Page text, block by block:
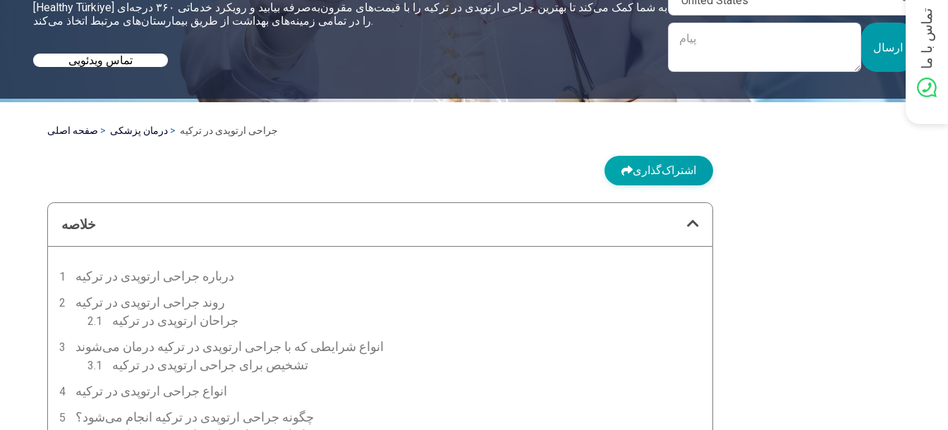
[Healthy Türkiye] به شما کمک می‌کند تا بهترین جراحی ارتوپدی در ترکیه را با قیمت‌های مقرون‌به‌صرفه بیابید و رویکرد خدماتی ۳۶۰ درجه‌ای
را در تمامی زمینه‌های بهداشت از طریق بیمارستان‌های مرتبط اتخاذ می‌کند.
تماس ویدئویی
ارسال
صفحه اصلی درمان پزشکی جراحی ارتوپدی در ترکیه
اشتراک‌گذاری
خلاصه
درباره جراحی ارتوپدی در ترکیه
روند جراحی ارتوپدی در ترکیه
جراحان ارتوپدی در ترکیه
انواع شرایطی که با جراحی ارتوپدی در ترکیه درمان می‌شوند
تشخیص برای جراحی ارتوپدی در ترکیه
انواع جراحی ارتوپدی در ترکیه
چگونه جراحی ارتوپدی در ترکیه انجام می‌شود؟
تماس با ما